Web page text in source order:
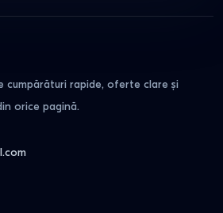
rapide, oferte clare și
orice pagină.